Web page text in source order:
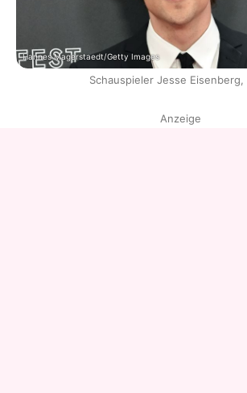
Hannes Magerstaedt/Getty Images
Schauspieler Jesse Eisenberg,
Anzeige